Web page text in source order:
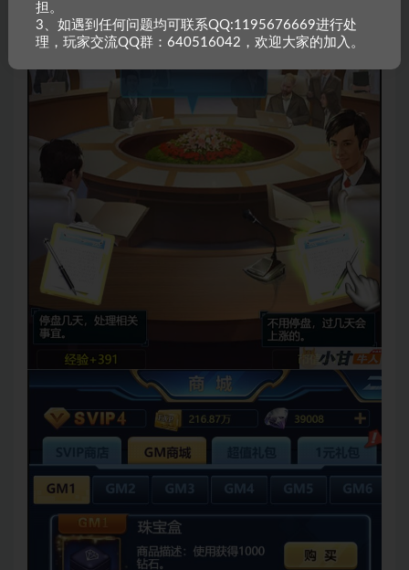
担。
3、如遇到任何问题均可联系QQ:1195676669进行处
理，玩家交流QQ群：640516042，欢迎大家的加入。